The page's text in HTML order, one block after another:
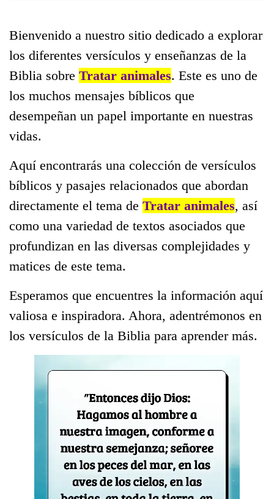
Bienvenido a nuestro sitio dedicado a explorar
los diferentes versículos y enseñanzas de la
Biblia sobre Tratar animales. Este es uno de
los muchos mensajes bíblicos que
desempeñan un papel importante en nuestras
vidas.
Aquí encontrarás una colección de versículos
bíblicos y pasajes relacionados que abordan
directamente el tema de Tratar animales, así
como una variedad de textos asociados que
profundizan en las diversas complejidades y
matices de este tema.
Esperamos que encuentres la información aquí
valiosa e inspiradora. Ahora, adentrémonos en
los versículos de la Biblia para aprender más.